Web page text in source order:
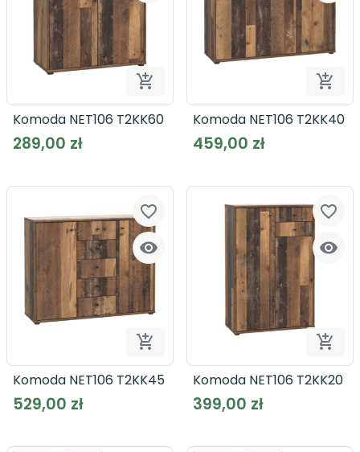

Dodaj do koszyka
Komoda NET106 T2KK60
289,00 zł

Komoda NET106 T2KK40
459,00 zł


Dodaj do koszyka
favorite_border
Komoda NET106 T2KK45
529,00 zł


favorite_border
Komoda NET106 T2KK20
399,00 zł